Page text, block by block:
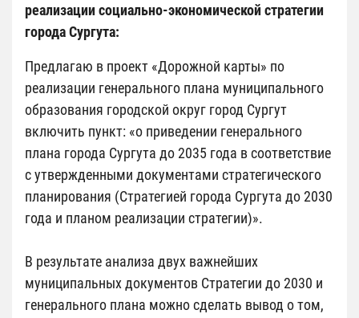
реализации социально-экономической стратегии
города Сургута:
Предлагаю в проект «Дорожной карты» по
реализации генерального плана муниципального
образования городской округ город Сургут
включить пункт: «о приведении генерального
плана города Сургута до 2035 года в соответствие
с утвержденными документами стратегического
планирования (Стратегией города Сургута до 2030
года и планом реализации стратегии)».
В результате анализа двух важнейших
муниципальных документов Стратегии до 2030 и
генерального плана можно сделать вывод о том,